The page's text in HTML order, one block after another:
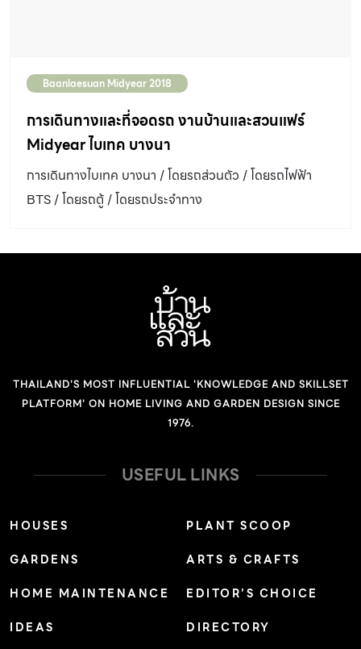
Baanlaesuan Midyear 2018
การเดินทางและที่จอดรถ งานบ้านและสวนแฟร์
Midyear ไบเทค บางนา
การเดินทางไบเทค บางนา / โดยรถส่วนตัว / โดยรถไฟฟ้า
BTS / โดยรถตู้ / โดยรถประจำทาง
THAILAND'S MOST INFLUENTIAL 'KNOWLEDGE AND SKILLSET
PLATFORM' ON HOME LIVING AND GARDEN DESIGN SINCE
1976.
USEFUL LINKS
HOUSES
GARDENS
HOME MAINTENANCE
IDEAS
PLANT SCOOP
ARTS & CRAFTS
EDITOR’S CHOICE
DIRECTORY